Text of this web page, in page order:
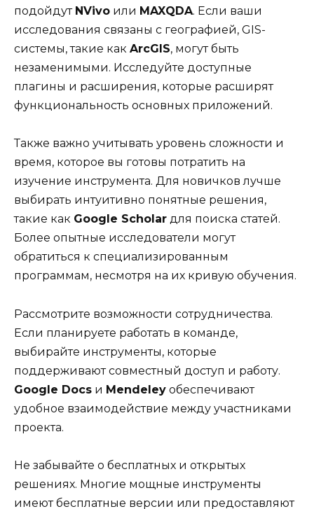
подойдут NVivo или MAXQDA. Если ваши
исследования связаны с географией, GIS-
системы, такие как ArcGIS, могут быть
незаменимыми. Исследуйте доступные
плагины и расширения, которые расширят
функциональность основных приложений.
Также важно учитывать уровень сложности и
время, которое вы готовы потратить на
изучение инструмента. Для новичков лучше
выбирать интуитивно понятные решения,
такие как Google Scholar для поиска статей.
Более опытные исследователи могут
обратиться к специализированным
программам, несмотря на их кривую обучения.
Рассмотрите возможности сотрудничества.
Если планируете работать в команде,
выбирайте инструменты, которые
поддерживают совместный доступ и работу.
Google Docs и Mendeley обеспечивают
удобное взаимодействие между участниками
проекта.
Не забывайте о бесплатных и открытых
решениях. Многие мощные инструменты
имеют бесплатные версии или предоставляют